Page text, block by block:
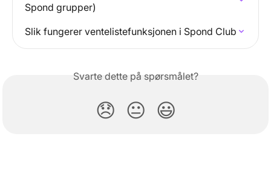
Spond grupper)
Slik fungerer ventelistefunksjonen i Spond Club
Svarte dette på spørsmålet?
😞 😐 😃